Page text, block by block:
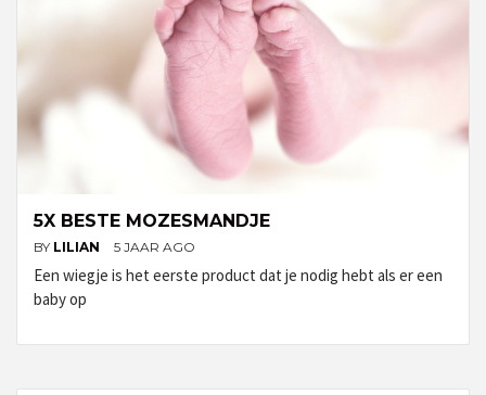
5X BESTE MOZESMANDJE
BY LILIAN 5 JAAR AGO
Een wiegje is het eerste product dat je nodig hebt als er een
baby op